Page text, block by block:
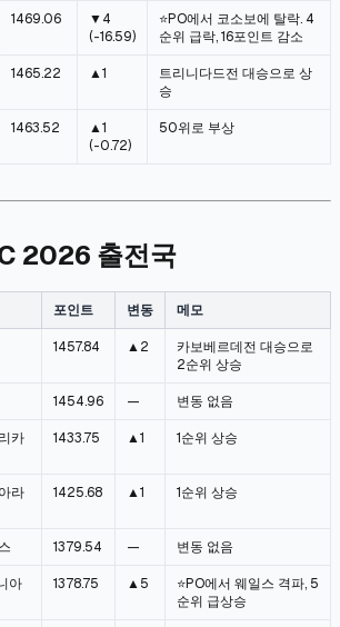
1469.06
▼4
(-16.59)
⭐PO에서 코소보에 탈락. 4
순위 급락, 16포인트 감소
1465.22 ▲1
트리니다드전 대승으로 상
승
1463.52
▲1
(-0.72)
50위로 부상
2026 출전국
포인트 변동 메모
1457.84 ▲2
카보베르데전 대승으로
2순위 상승
1454.96 — 변동 없음
카
1433.75 ▲1 1순위 상승
라
1425.68 ▲1 1순위 상승
1379.54 — 변동 없음
아 1378.75 ▲5
⭐PO에서 웨일스 격파, 5
순위 급상승